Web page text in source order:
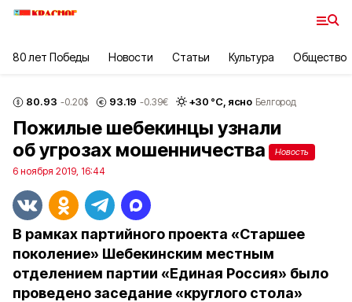
80 лет Победы Новости Статьи Культура Общество
80.93 -0.20$ 93.19 -0.39€ +30 °С, ясно Белгород
Пожилые шебекинцы узнали
об угрозах мошенничества
Новость
6 ноября 2019, 16:44
В рамках партийного проекта «Старшее
поколение» Шебекинским местным
отделением партии «Единая Россия» было
проведено заседание «круглого стола»